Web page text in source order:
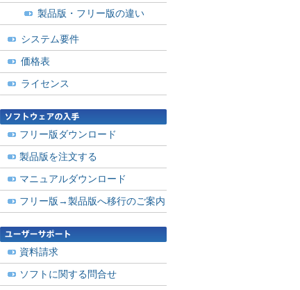
製品版・フリー版の違い
システム要件
価格表
ライセンス
フリー版ダウンロード
製品版を注文する
マニュアルダウンロード
フリー版→製品版へ移行のご案内
資料請求
ソフトに関する問合せ